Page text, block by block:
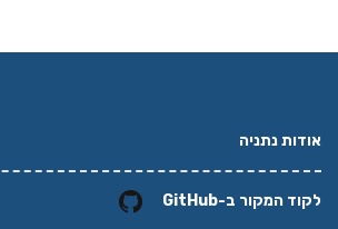
אודות נתניה
לקוד המקור ב-GitHub